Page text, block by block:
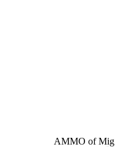
AMMO of Mig